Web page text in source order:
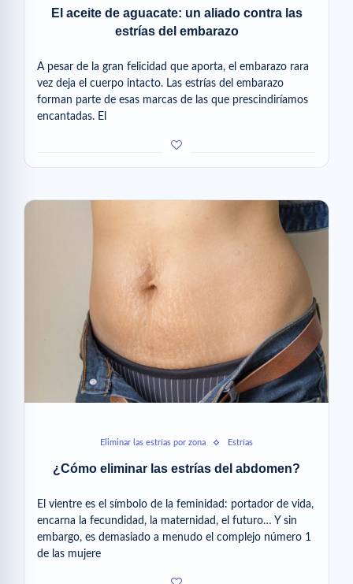
El aceite de aguacate: un aliado contra las
estrías del embarazo
A pesar de la gran felicidad que aporta, el embarazo rara
vez deja el cuerpo intacto. Las estrías del embarazo
forman parte de esas marcas de las que prescindiríamos
encantadas. El
Eliminar las estrías por zona Estrías
¿Cómo eliminar las estrías del abdomen?
El vientre es el símbolo de la feminidad: portador de vida,
encarna la fecundidad, la maternidad, el futuro… Y sin
embargo, es demasiado a menudo el complejo número 1
de las mujere